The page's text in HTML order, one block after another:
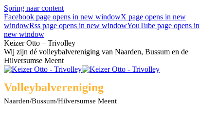
Spring naar content
Facebook page opens in new windowX page opens in new
windowRss page opens in new windowYouTube page opens in
new window
Keizer Otto – Trivolley
Wij zijn dé volleybalvereniging van Naarden, Bussum en de
Hilversumse Meent
Volleybalvereniging
Naarden/Bussum/Hilversumse Meent